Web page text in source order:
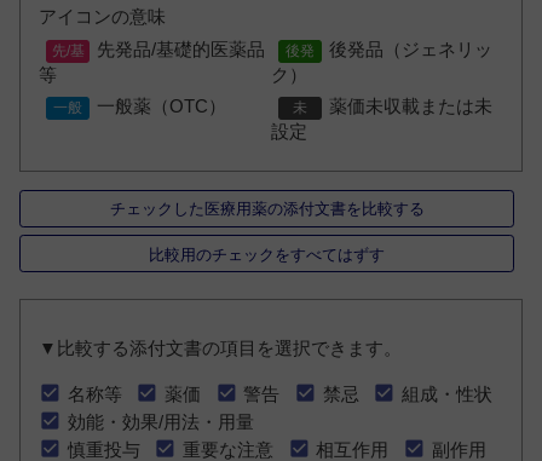
アイコンの意味
先発品/基礎的医薬品
等
後発品（ジェネリッ
ク）
一般薬（OTC）
薬価未収載または未
設定
チェックした医療用薬の添付文書を比較する
比較用のチェックをすべてはずす
▼比較する添付文書の項目を選択できます。
名称等 薬価 警告 禁忌
組成・性状
効能・効果/用法・用量
慎重投与
重要な注意 相互作用
副作用